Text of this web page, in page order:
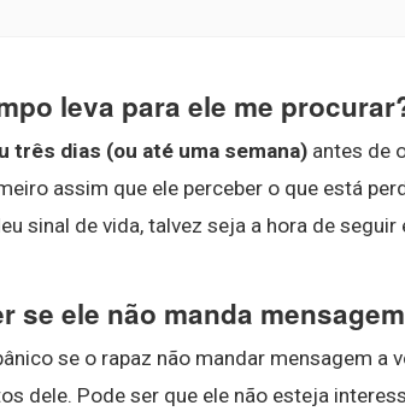
leva para ele me
três dias (ou até uma semana) antes de
assim que ele perceber o que está
sinal de vida, talvez seja a hora de seguir
se ele não manda
se o rapaz não mandar mensagem a
dele. Pode ser que ele não esteja